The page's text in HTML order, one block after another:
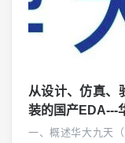
从设计、仿真、
装的国产EDA---
一、概述华大九天